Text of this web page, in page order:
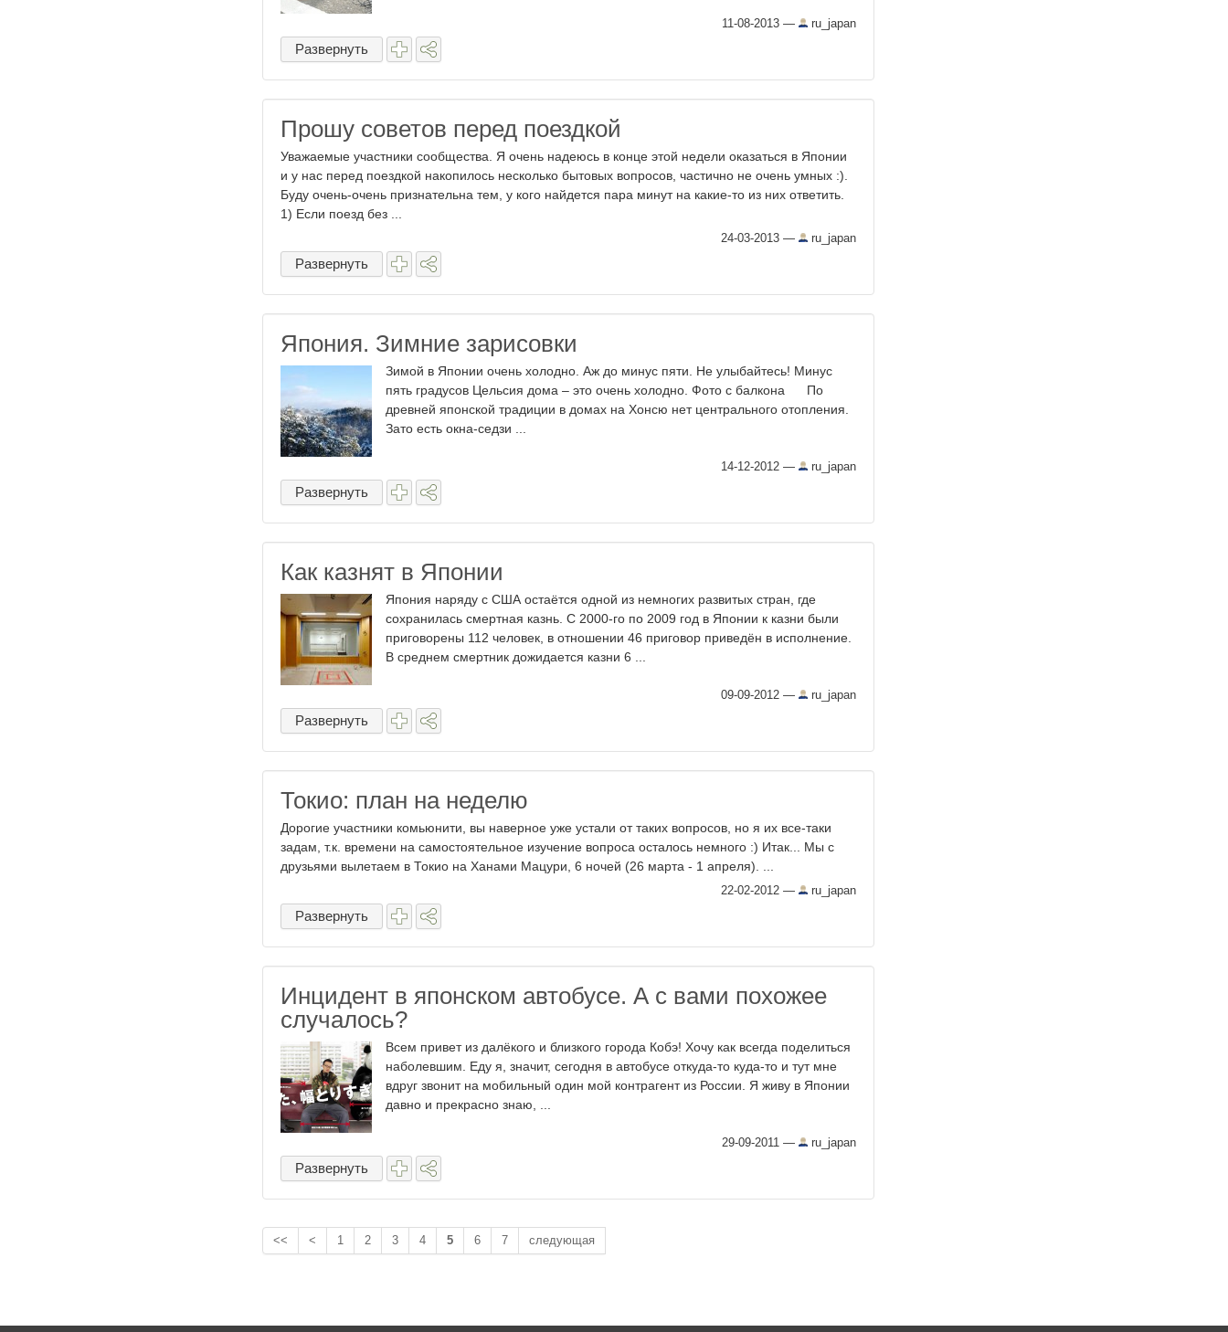
11-08-2013 — ru_japan
Развернуть
Прошу советов перед поездкой
Уважаемые участники сообщества. Я очень надеюсь в конце этой недели оказаться в Японии
и у нас перед поездкой накопилось несколько бытовых вопросов, частично не очень умных :).
Буду очень-очень признательна тем, у кого найдется пара минут на какие-то из них ответить.
1) Если поезд без ...
24-03-2013 — ru_japan
Развернуть
Япония. Зимние зарисовки
Зимой в Японии очень холодно. Аж до минус пяти. Не улыбайтесь! Минус
пять градусов Цельсия дома – это очень холодно. Фото с балкона По
древней японской традиции в домах на Хонсю нет центрального отопления.
Зато есть окна-седзи ...
14-12-2012 — ru_japan
Развернуть
Как казнят в Японии
Япония наряду с США остаётся одной из немногих развитых стран, где
сохранилась смертная казнь. С 2000-го по 2009 год в Японии к казни были
приговорены 112 человек, в отношении 46 приговор приведён в исполнение.
В среднем смертник дожидается казни 6 ...
09-09-2012 — ru_japan
Развернуть
Токио: план на неделю
Дорогие участники комьюнити, вы наверное уже устали от таких вопросов, но я их все-таки
задам, т.к. времени на самостоятельное изучение вопроса осталось немного :) Итак... Мы с
друзьями вылетаем в Токио на Ханами Мацури, 6 ночей (26 марта - 1 апреля). ...
22-02-2012 — ru_japan
Развернуть
Инцидент в японском автобусе. А с вами похожее
случалось?
Всем привет из далёкого и близкого города Кобэ! Хочу как всегда поделиться
наболевшим. Еду я, значит, сегодня в автобусе откуда-то куда-то и тут мне
вдруг звонит на мобильный один мой контрагент из России. Я живу в Японии
давно и прекрасно знаю, ...
29-09-2011 — ru_japan
Развернуть
<< < 1 2 3 4 5 6 7 следующая